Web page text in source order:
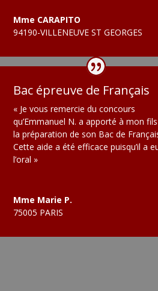
Mme CARAPITO
94190-VILLENEUVE ST GEORGES
Bac épreuve de Français
« Je vous remercie du concours
qu’Emmanuel N. a apporté à mon
la préparation de son Bac de
Cette aide a été efficace puisqu’il a
l’oral »
Mme Marie P.
75005 PARIS